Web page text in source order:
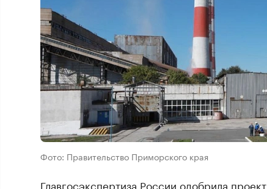
Фото: Правительство Приморского края
Главгосэкспертиза России одобрила